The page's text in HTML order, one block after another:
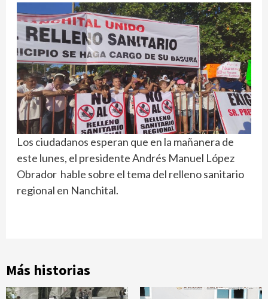
Los ciudadanos esperan que en la mañanera de
este lunes, el presidente Andrés Manuel López
Obrador hable sobre el tema del relleno sanitario
regional en Nanchital.
Más historias